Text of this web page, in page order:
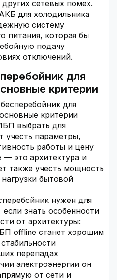
сетевых помех.
для холодильника
систему
питания, которая бы
подачу
отключений.
для
критерии
выбрать для
учесть параметры,
работы и цену
— это архитектура и
также учесть мощность
бытовой
нужен для
знать особенности
от архитектуры:
offline станет хорошим
перепадах
электроэнергии он
от сети и